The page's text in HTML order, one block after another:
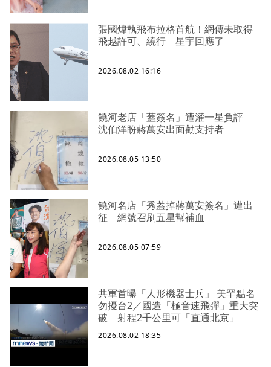
張國煒執飛布拉格首航！網傳未取得
飛越許可、繞行 星宇回應了
2026.08.02 16:16
饒河老店「蓋簽名」遭灌一星負評
沈伯洋盼蔣萬安出面勸支持者
2026.08.05 13:50
饒河名店「秀蓋掉蔣萬安簽名」遭出
征 網號召刷五星幫補血
2026.08.05 07:59
共軍首曝「人形機器士兵」 美罕點名
勿擾台2／國造「極音速飛彈」重大突
破 射程2千公里可「直通北京」
2026.08.02 18:35